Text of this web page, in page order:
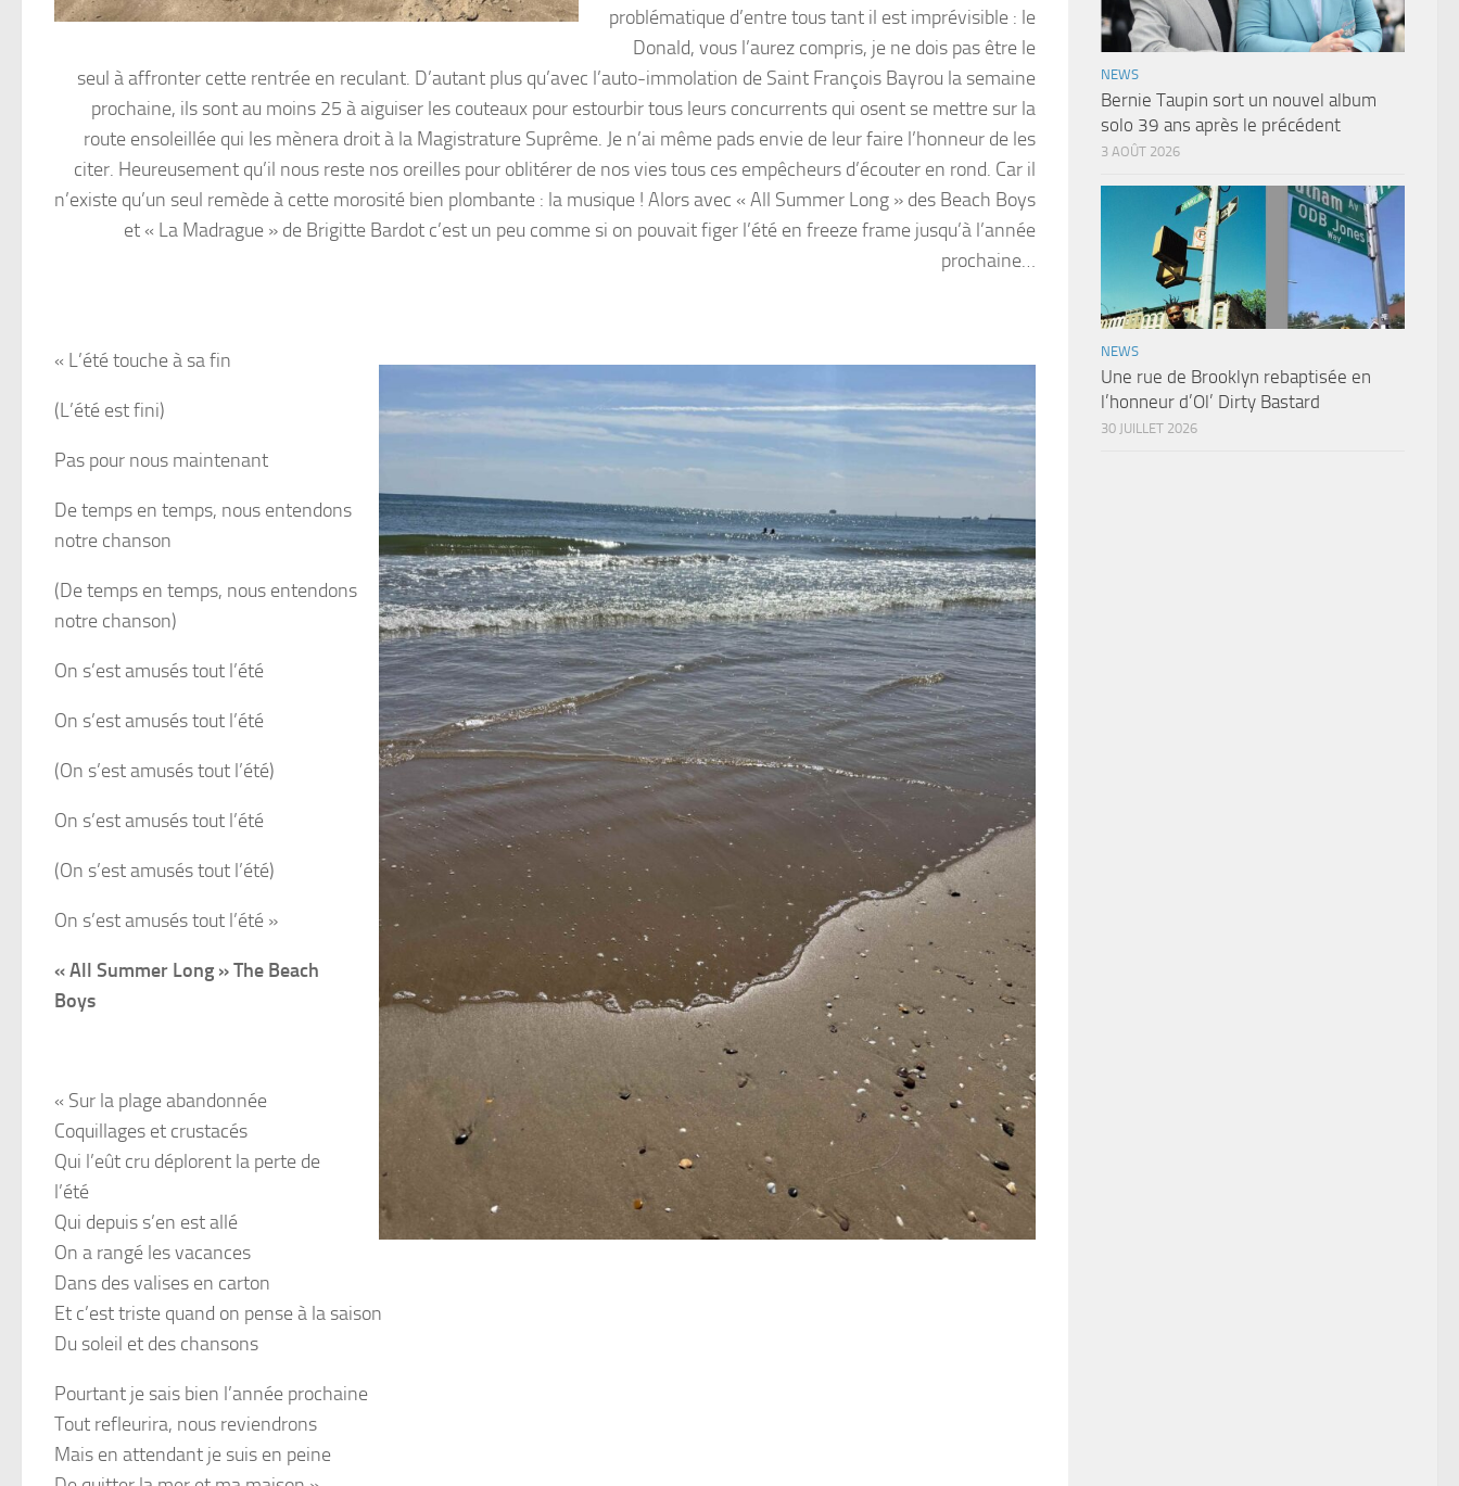
problématique d’entre tous tant il est imprévisible : le
Donald, vous l’aurez compris, je ne dois pas être le
seul à affronter cette rentrée en reculant. D’autant plus qu’avec l’auto-immolation de Saint François Bayrou la semaine
prochaine, ils sont au moins 25 à aiguiser les couteaux pour estourbir tous leurs concurrents qui osent se mettre sur la
route ensoleillée qui les mènera droit à la Magistrature Suprême. Je n’ai même pads envie de leur faire l’honneur de les
citer. Heureusement qu’il nous reste nos oreilles pour oblitérer de nos vies tous ces empêcheurs d’écouter en rond. Car il
n’existe qu’un seul remède à cette morosité bien plombante : la musique ! Alors avec « All Summer Long » des Beach Boys
et « La Madrague » de Brigitte Bardot c’est un peu comme si on pouvait figer l’été en freeze frame jusqu’à l’année
prochaine…
« L’été touche à sa fin
(L’été est fini)
Pas pour nous maintenant
De temps en temps, nous entendons
notre chanson
(De temps en temps, nous entendons
notre chanson)
On s’est amusés tout l’été
On s’est amusés tout l’été
(On s’est amusés tout l’été)
On s’est amusés tout l’été
(On s’est amusés tout l’été)
On s’est amusés tout l’été »
« All Summer Long » The Beach
Boys
« Sur la plage abandonnée
Coquillages et crustacés
Qui l’eût cru déplorent la perte de
l’été
Qui depuis s’en est allé
On a rangé les vacances
Dans des valises en carton
Et c’est triste quand on pense à la saison
Du soleil et des chansons
Pourtant je sais bien l’année prochaine
Tout refleurira, nous reviendrons
Mais en attendant je suis en peine
NEWS
Bernie Taupin sort un nouvel album
solo 39 ans après le précédent
3 AOÛT 2026
NEWS
Une rue de Brooklyn rebaptisée en
l’honneur d’Ol’ Dirty Bastard
30 JUILLET 2026